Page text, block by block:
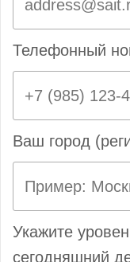
Телефонный
Ваш город
Укажите
сегодняшний